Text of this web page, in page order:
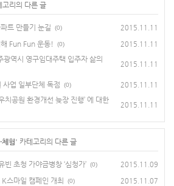
고리의 다른 글
트 만들기 눈길 (0) 2015.11.11
Fun Fun 운동! (0) 2015.11.11
역시 영구임대주택 입주자 삶의
2015.11.11
사업 일부단체 독점 (0) 2015.11.11
치공원 환경개선 늦장 진행’ 에 대한
2015.11.11
체험 ' 카테고리의 다른 글
초청 가야금병창 ‘심청가’ (0) 2015.11.09
스마일 캠페인 개최 (0) 2015.11.07